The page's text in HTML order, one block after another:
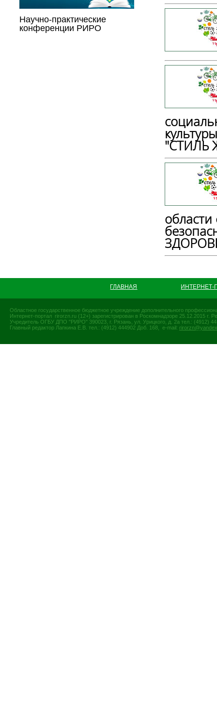
Научно-практические
конференции РИРО
"СТИЛЬ
ГЛАВНАЯ
Областное государственное бюджетное учреждение дополнительного
Интернет-портал rirorzn.ru (12+) зарегистрирован в Роскомнадзоре 25.12.2015
Учредитель ОГБУ ДПО "РИРО" 390023, г. Рязань, ул. Урицкого, д. 2а тел.: (4912)
Главный редактор Лапкина Е.В. тел.: (4912) 444902 Доб. 168, e-mail: